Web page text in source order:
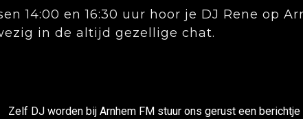
14:00 en 16:30 uur hoor je DJ Rene op
in de altijd gezellige chat.
Zelf DJ worden bij Arnhem FM stuur ons gerust een berichtje